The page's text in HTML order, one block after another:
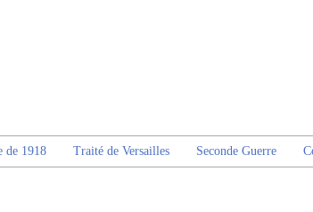
de 1918 Traité de Versailles Seconde Guerre